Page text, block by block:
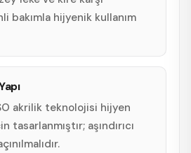
bakımla hijyenik kullanım
akrilik teknolojisi hijyen
tasarlanmıştır; aşındırıcı